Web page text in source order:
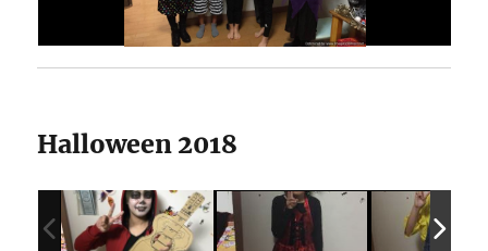
Halloween 2018